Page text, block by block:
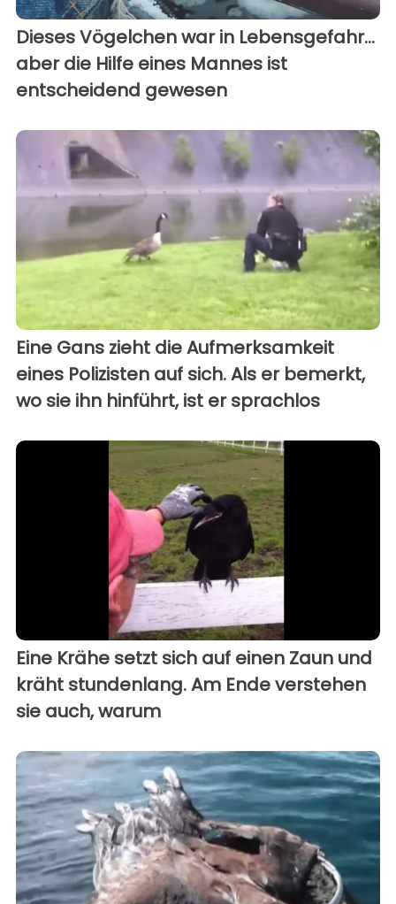
Dieses Vögelchen war in Lebensgefahr...
aber die Hilfe eines Mannes ist
entscheidend gewesen
Eine Gans zieht die Aufmerksamkeit
eines Polizisten auf sich. Als er bemerkt,
wo sie ihn hinführt, ist er sprachlos
Eine Krähe setzt sich auf einen Zaun und
kräht stundenlang. Am Ende verstehen
sie auch, warum